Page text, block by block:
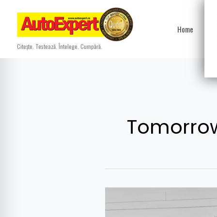
content
Citește. Testează. Întelege. Cumpără.
Home